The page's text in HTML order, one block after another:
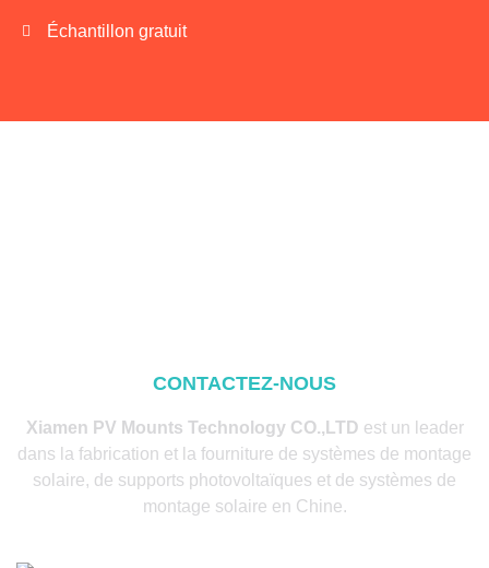
Échantillon gratuit
CONTACTEZ-NOUS
Xiamen PV Mounts Technology CO.,LTD est un leader
dans la fabrication et la fourniture de systèmes de montage
solaire, de supports photovoltaïques et de systèmes de
montage solaire en Chine.